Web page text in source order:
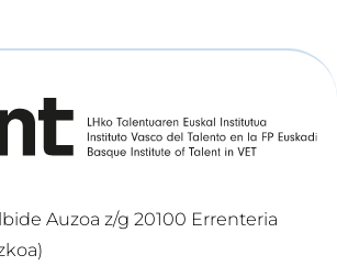
Auzoa z/g 20100 Errenteria